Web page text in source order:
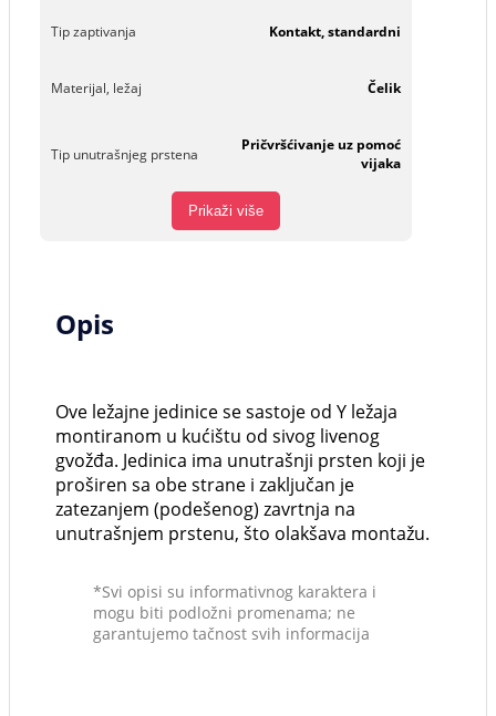
Tip zaptivanja Kontakt, standardni
Materijal, ležaj Čelik
Tip unutrašnjeg prstena
Pričvršćivanje uz pomoć
vijaka
Prikaži više
Opis
Ove ležajne jedinice se sastoje od Y ležaja
montiranom u kućištu od sivog livenog
gvožđa. Jedinica ima unutrašnji prsten koji je
proširen sa obe strane i zaključan je
zatezanjem (podešenog) zavrtnja na
unutrašnjem prstenu, što olakšava montažu.
*Svi opisi su informativnog karaktera i
mogu biti podložni promenama; ne
garantujemo tačnost svih informacija